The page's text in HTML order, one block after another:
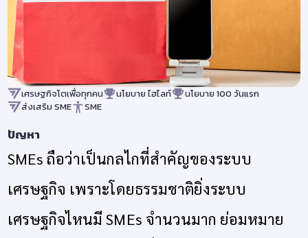
เศรษฐกิจโตเพื่อทุกคน นโยบาย ไฮไลท์
นโยบาย 100 วันแรก
ส่งเสริม SME
SME
ปัญหา
SMEs ถือว่าเป็นกลไกที่สำคัญของระบบ
เศรษฐกิจ เพราะโดยธรรมชาติยิ่งระบบ
เศรษฐกิจไหนมี SMEs จำนวนมาก ย่อมหมาย